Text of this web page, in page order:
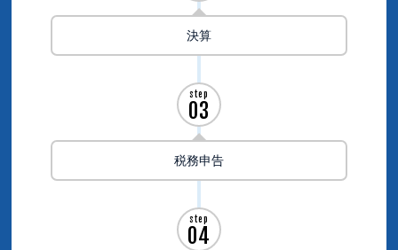
決算
税務申告
step
03
step
04